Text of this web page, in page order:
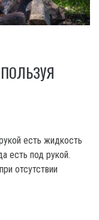
есть жидкость
есть под рукой.
отсутствии